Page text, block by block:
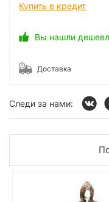
Купить в кредит
Вы нашли
Доставка
Следи за нами: